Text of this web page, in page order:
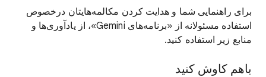
برای راهنمایی شما و هدایت کردن مکالمه‌هایتان درخصوص
استفاده مسئولانه از «برنامه‌های Gemini»، از یادآوری‌ها و
منابع زیر استفاده کنید.
باهم کاوش کنید